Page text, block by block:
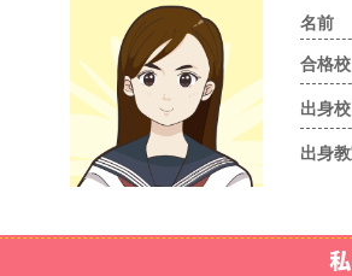
名前
合格校
出身校
出身